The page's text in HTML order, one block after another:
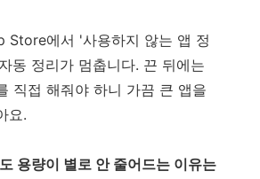
에서 '사용하지 않는 앱 정
동 정리가 멈춥니다. 끈 뒤에는
직접 해줘야 하니 가끔 큰 앱을
요.
용량이 별로 안 줄어드는 이유는